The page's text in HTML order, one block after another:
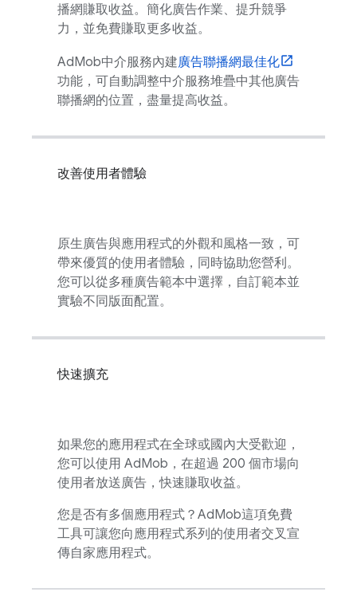
播網賺取收益。簡化廣告作業、提升競爭
力，並免費賺取更多收益。
AdMob中介服務內建廣告聯播網最佳化
功能，可自動調整中介服務堆疊中其他廣告
聯播網的位置，盡量提高收益。
改善使用者體驗
原生廣告與應用程式的外觀和風格一致，可
帶來優質的使用者體驗，同時協助您營利。
您可以從多種廣告範本中選擇，自訂範本並
實驗不同版面配置。
快速擴充
如果您的應用程式在全球或國內大受歡迎，
您可以使用 AdMob ，在超過 200 個市場向
使用者放送廣告，快速賺取收益。
您是否有多個應用程式？ AdMob這項免費
工具可讓您向應用程式系列的使用者交叉宣
傳自家應用程式。